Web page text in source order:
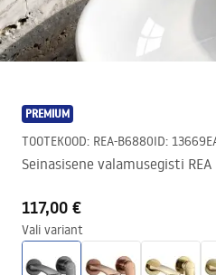
PREMIUM
TOOTEKOOD: REA-B6880ID: 13669
Seinasisene valamusegisti REA
117,00 €
Vali variant